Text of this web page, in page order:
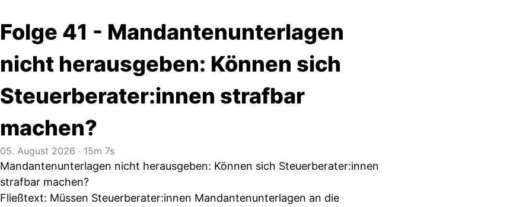
Folge 41 - Mandantenunterlagen
nicht herausgeben: Können sich
Steuerberater:innen strafbar
machen?
05. August 2026 ‧ 15m 7s
Mandantenunterlagen nicht herausgeben: Können sich Steuerberater:innen
strafbar machen?
Fließtext: Müssen Steuerberater:innen Mandantenunterlagen an die